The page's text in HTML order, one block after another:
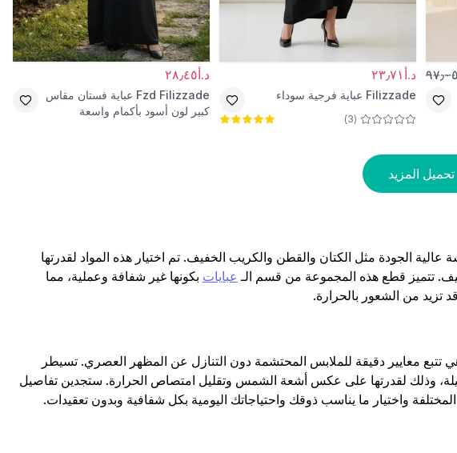
د.أ٢٣٫٧١
Filizzade عباية فرجية سوداء
(
3
)
د.أ٢٨٫٤٥
Fzd Filizzade عباية فستان مقاس
كبير لون أسود بأكمام واسعة
تحميل المزيد
الجودة مثل الكتان والقطن والكريب الخفيف. تم اختيار هذه المواد لقدرتها
تتميز قطع هذه المجموعة من قسم الـ عبايات بكونها غير شفافة وعملية، مما
تزيد من الشعور بالحرارة.
معايير دقيقة للملابس المحتشمة دون التنازل عن المظهر العصري. تسيطر
وذلك لقدرتها على عكس أشعة الشمس وتقليل امتصاص الحرارة. ستجدين تفاصيل
واختيار ما يناسب ذوقك واحتياجاتك اليومية بكل شفافية وبدون تعقيدات.